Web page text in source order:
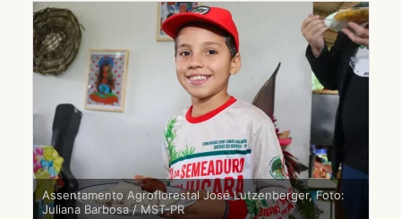
Assentamento Agroflorestal José Lutzenberger, Foto:
Juliana Barbosa / MST-PR